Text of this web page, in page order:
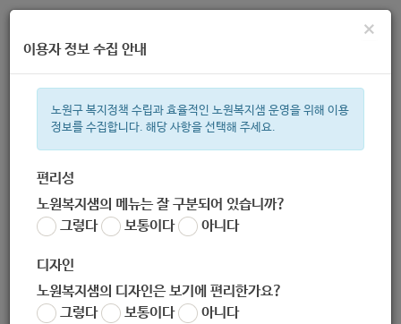
주간 인기검색어
한눈으로 보는 복지 정보
×
이용자 정보 수집 안내
노원구 복지정책 수립과 효율적인 노원복지샘 운영을 위해 이용
정보를 수집합니다. 해당 사항을 선택해 주세요.
편리성
노원복지샘의 메뉴는 잘 구분되어 있습니까?
그렇다
보통이다 아니다
디자인
노원복지샘의 디자인은 보기에 편리한가요?
그렇다
보통이다 아니다